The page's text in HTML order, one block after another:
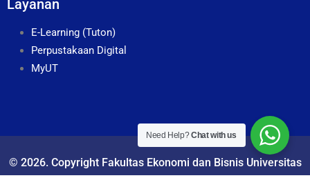
Layanan
E-Learning (Tuton)
Perpustakaan Digital
MyUT
© 2026. Copyright Fakultas Ekonomi dan Bisnis Universitas
Need Help?Chat with us